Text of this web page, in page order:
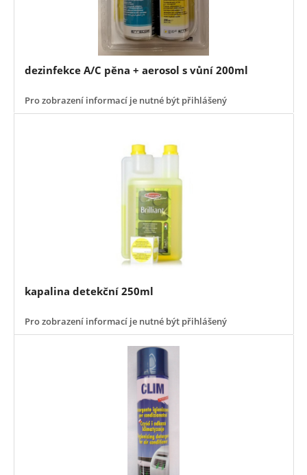
dezinfekce A/C pěna + aerosol s vůní 200ml
Pro zobrazení informací je nutné být přihlášený
kapalina detekční 250ml
Pro zobrazení informací je nutné být přihlášený